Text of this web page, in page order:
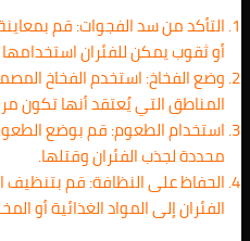
التأكد من سد الفجوات: قم
أو ثقوب يمكن للفئران
وضع الفخاخ: استخدم الفخاخ
المناطق التي يُعتقد أنها تكون
استخدام الطعوم: قم بوضع
محددة لجذب الفئران وقتلها.
الحفاظ على النظافة: قم
الفئران إلى المواد الغذائية أو